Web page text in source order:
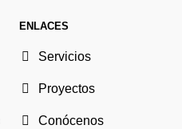
ENLACES
Servicios
Proyectos
Conócenos